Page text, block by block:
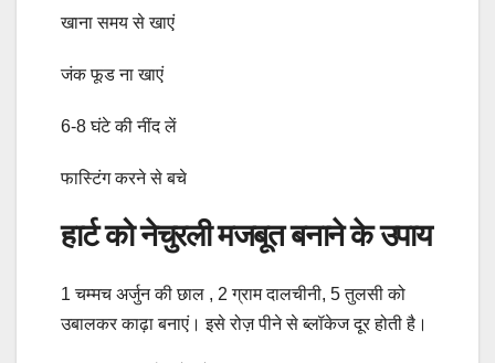
खाना समय से खाएं
जंक फूड ना खाएं
6-8 घंटे की नींद लें
फास्टिंग करने से बचे
हार्ट को नेचुरली मजबूत बनाने के उपाय
1 चम्मच अर्जुन की छाल , 2 ग्राम दालचीनी, 5 तुलसी को
उबालकर काढ़ा बनाएं। इसे रोज़ पीने से ब्लॉकेज दूर होती है।